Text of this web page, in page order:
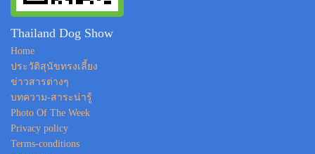
Thailand Dog Show
Home
ประวัติสุนัขทรงเลี้ยง
ข่าวสารต่างๆ
บทความ-สาระน่ารู้
Photo Of The Week
Privacy policy
Terms-conditions